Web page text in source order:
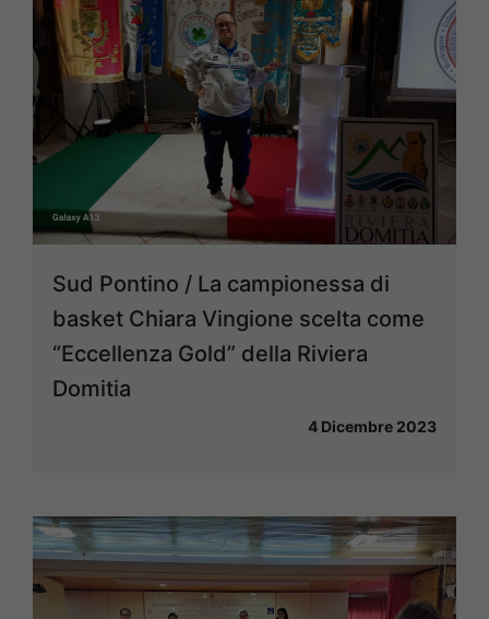
Sud Pontino / La campionessa di
basket Chiara Vingione scelta come
“Eccellenza Gold” della Riviera
Domitia
4 Dicembre 2023